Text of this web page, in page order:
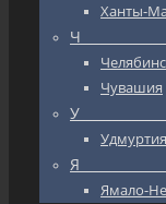
Ханты-
Чувашия
Удмуртия
Ямало-